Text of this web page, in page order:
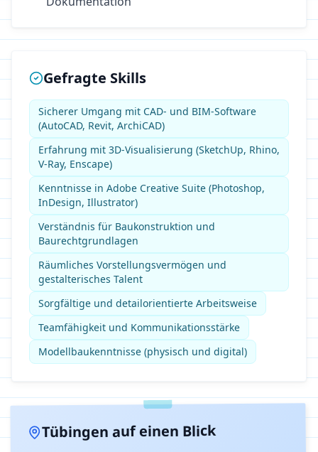
Gefragte Skills
Sicherer Umgang mit CAD- und BIM-Software
(AutoCAD, Revit, ArchiCAD)
Erfahrung mit 3D-Visualisierung (SketchUp, Rhino,
V-Ray, Enscape)
Kenntnisse in Adobe Creative Suite (Photoshop,
InDesign, Illustrator)
Verständnis für Baukonstruktion und
Baurechtgrundlagen
Räumliches Vorstellungsvermögen und
gestalterisches Talent
Sorgfältige und detailorientierte Arbeitsweise
Teamfähigkeit und Kommunikationsstärke
Modellbaukenntnisse (physisch und digital)
Tübingen auf einen Blick